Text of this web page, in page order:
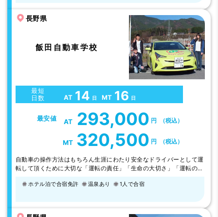
導員が 『最優秀』に選…
長野県
飯田自動車学校
最短
日数
AT 14 日 MT 16 日
最安値 AT 293,000 円 （税込）
MT 320,500 円 （税込）
自動車の操作方法はもちろん生涯にわたり安全なドライバーとして運
転して頂くために大切な「運転の責任」「生命の大切さ」「運転の楽
ポイントをしっかり伝える教習をしています。 ●アルプスに囲まれ
て全国・管区、表彰されました…
ホテル泊で合宿免許 温泉あり 1人で合宿